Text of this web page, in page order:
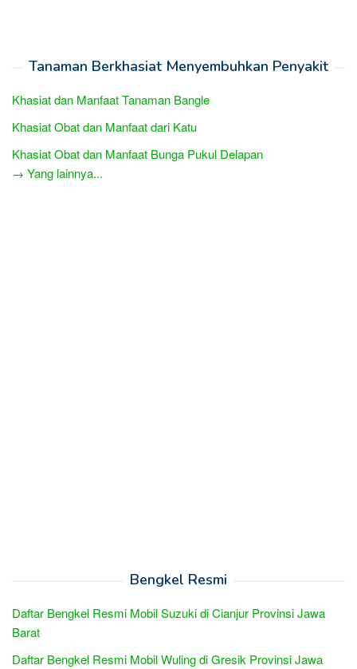
Tanaman Berkhasiat Menyembuhkan Penyakit
Khasiat dan Manfaat Tanaman Bangle
Khasiat Obat dan Manfaat dari Katu
Khasiat Obat dan Manfaat Bunga Pukul Delapan
→ Yang lainnya...
Bengkel Resmi
Daftar Bengkel Resmi Mobil Suzuki di Cianjur Provinsi Jawa
Barat
Daftar Bengkel Resmi Mobil Wuling di Gresik Provinsi Jawa